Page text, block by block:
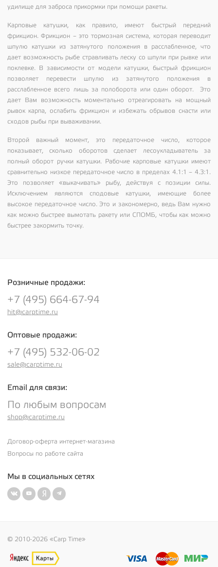
удилище для заброса прикормки при помощи ракеты.
Карповые катушки, как правило, имеют быстрый передний
фрикцион. Фрикцион – это тормозная система, которая переводит
шпулю катушки из затянутого положения в расслабленное, что
дает возможность рыбе стравливать леску со шпули при рывке или
поклевке. В зависимости от модели катушки, быстрый фрикцион
позволяет перевести шпулю из затянутого положения в
расслабленное всего лишь за полоборота или один оборот. Это
дает Вам возможность моментально отреагировать на мощный
рывок карпа, ослабить фрикцион и избежать обрывов снасти или
сходов рыбы при вываживании.
Второй важный момент, это передаточное число, которое
показывает, сколько оборотов сделает лесоукладыватель за
полный оборот ручки катушки. Рабочие карповые катушки имеют
сравнительно низкое передаточное число в пределах 4.1:1 – 4.3:1.
Это позволяет «выкачивать» рыбу, действуя с позиции силы.
Исключением являются сподовые катушки, имеющие более
высокое передаточное число. Это и закономерно, ведь Вам нужно
как можно быстрее вымотать ракету или СПОМБ, чтобы как можно
быстрее закормить точку.
Розничные продажи:
+7 (495) 664-67-94
hit@carptime.ru
Оптовые продажи:
+7 (495) 532-06-02
sale@carptime.ru
Email для связи:
По любым вопросам
shop@carptime.ru
Договор-оферта интернет-магазина
Вопросы по работе сайта
Мы в социальных сетях
© 2010-2026 «Carp Time»